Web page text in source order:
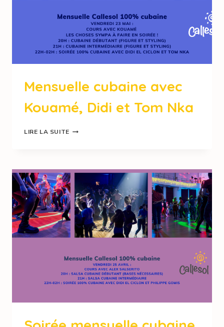
Mensuelle cubaine avec
Kouamé, Didi et Tom Nka
LIRE LA SUITE